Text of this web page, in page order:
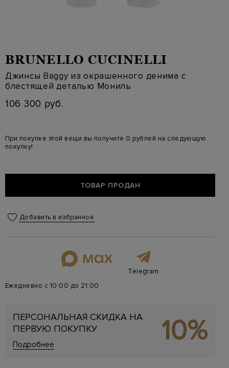
BRUNELLO CUCINELLI
Джинсы Baggy из окрашенного денима с
блестящей деталью Мониль
106 300 руб.
При покупке этой вещи вы получите 0 рублей на следующую
покупку!
ТОВАР ПРОДАН
Добавить в избранное
Telegram
Ежедневно с 10:00 до 21:00
ПЕРСОНАЛЬНАЯ СКИДКА НА
ПЕРВУЮ ПОКУПКУ
Подробнее 10%